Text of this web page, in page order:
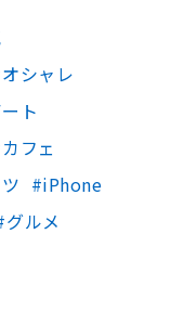
オシャレ
ト
カフェ
iPhone
グルメ